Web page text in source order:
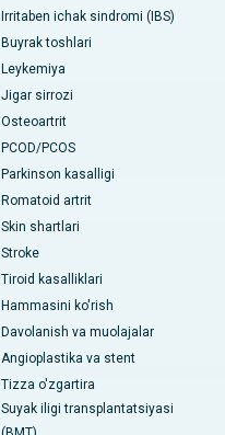
Irritaben ichak sindromi (IBS)
Buyrak toshlari
Leykemiya
Jigar sirrozi
Osteoartrit
PCOD/PCOS
Parkinson kasalligi
Romatoid artrit
Skin shartlari
Stroke
Tiroid kasalliklari
Hammasini ko'rish
Davolanish va muolajalar
Angioplastika va stent
Tizza o'zgartira
Suyak iligi transplantatsiyasi